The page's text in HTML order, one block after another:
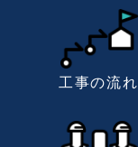
工事の流れ